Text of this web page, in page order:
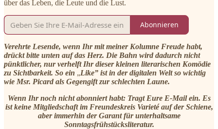
über das Leben, die Leute und die Lust.
Abonnieren
Verehrte Lesende, wenn Ihr mit meiner Kolumne Freude habt,
drückt bitte unten auf das Herz. Die Bahn wird dadurch nicht
pünktlicher, nur verhelft Ihr dieser kleinen literarischen Komödie
zu Sichtbarkeit. So ein „Like” ist in der digitalen Welt so wichtig
wie Msr. Picard als Gegengift zur schlechten Laune.
Wenn Ihr noch nicht abonniert habt: Tragt Eure E-Mail ein. Es
ist keine Mitgliedschaft im Freundeskreis Varieté auf der Schiene,
aber immerhin der Garant für unterhaltsame
Sonntagsfrühstücksliteratur.